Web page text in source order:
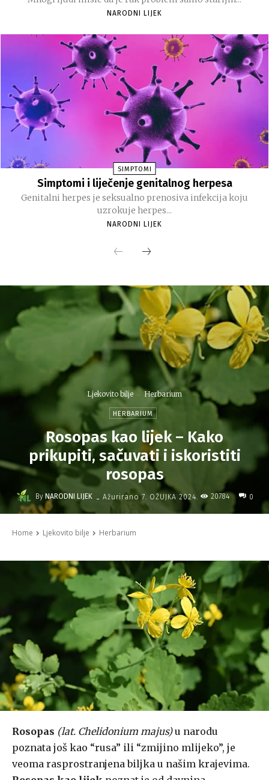
NARODNI LIJEK
SIMPTOMI
Simptomi i liječenje genitalnog herpesa
Genitalni herpes je seksualno prenosiva infekcija koju
uzrokuje herpes...
NARODNI LIJEK